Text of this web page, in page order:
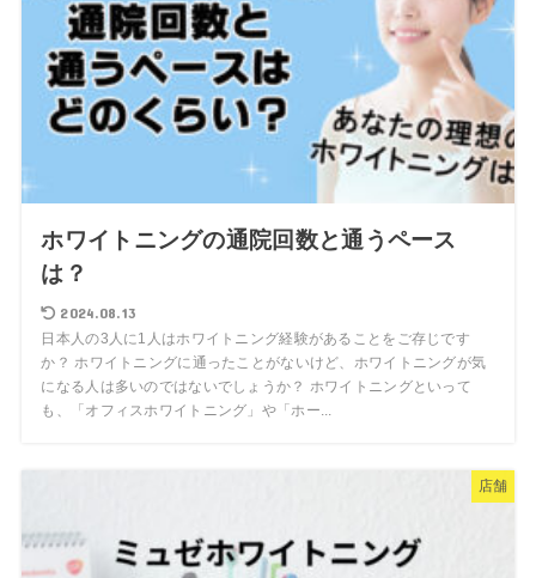
ホワイトニングの通院回数と通うペース
は？
2024.08.13
日本人の3人に1人はホワイトニング経験があることをご存じです
か？ ホワイトニングに通ったことがないけど、ホワイトニングが気
になる人は多いのではないでしょうか？ ホワイトニングといって
も、「オフィスホワイトニング」や「ホー...
店舗